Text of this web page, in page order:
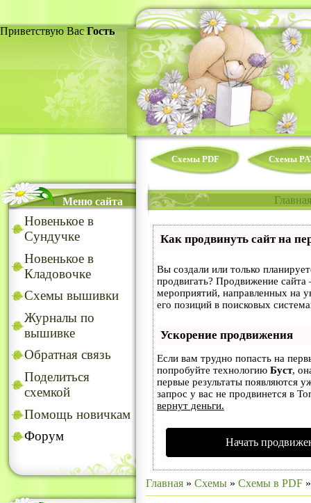
Приветствую Вас Гость
Схемы PDF Схемы
Меню сайта
Новенькое в
Сундучке
Новенькое в
Кладовочке
Схемы вышивки
Журналы по
вышивке
Обратная связь
Поделиться
схемкой
Помощь новичкам
Форум
Главная
Как продвинуть сайт на
Вы создали или только
продвигать? Продвижение сайта
мероприятий, направленных на
его позиций в поисковых
Ускорение продвижения
Если вам трудно попасть на
попробуйте технологию Буст,
первые результаты появляются
запрос у вас не продвинется в
вернут деньги.
Начать
Главная » Схемы » Схемы в PDF